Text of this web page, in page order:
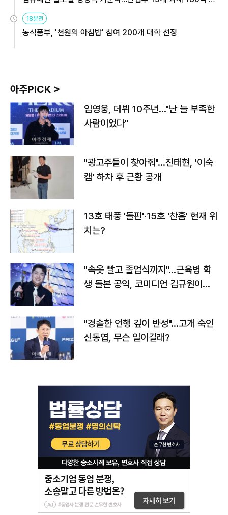
원
18분전
농식품부, '천원의 아침밥' 참여 200개 대학 선정
아주PICK >
임영웅, 데뷔 10주년…"난 늘 부족한
사람이었다"
"광고주들이 찾아줘"…진태현, '이숙
캠' 하차 후 근황 공개
13호 태풍 '돌핀'·15호 '찬홈' 현재 위
치는?
"속옷 빨고 졸업식까지"…근육병 학
생 돌본 공익, 코미디언 김규원이었
"경솔한 언행 깊이 반성"…고개 숙인
신동엽, 무슨 일이길래?